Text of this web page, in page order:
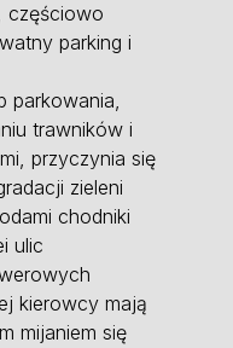
częściowo
parking i
parkowania,
trawników i
przyczynia się
zieleni
chodniki
ulic
kierowcy mają
mijaniem się